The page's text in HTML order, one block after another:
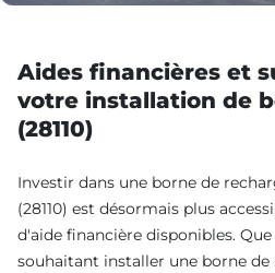
Aides financières et
votre installation de
(28110)
Investir dans une borne de
(28110) est désormais plus
d'aide financière disponibles.
souhaitant installer une borne